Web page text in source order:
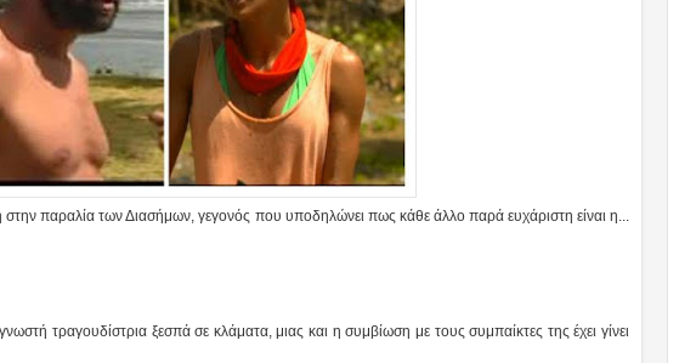
παραλία των Διασήμων, γεγονός που υποδηλώνει πως κάθε άλλο παρά ευχάριστη είναι η...
τραγουδίστρια ξεσπά σε κλάματα, μιας και η συμβίωση με τους συμπαίκτες της έχει γίνει